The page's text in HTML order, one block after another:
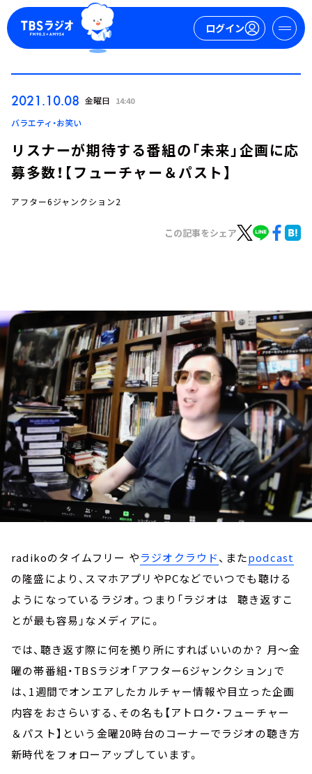
ログイン
ログイン
お知らせ
イベント・グッズ
YouTube
会社情報
2021.10.08 金曜日 14:40
バラエティ・お笑い
リスナーが期待する番組の「未来」企画に応
募多数！【フューチャー＆パスト】
アフター6ジャンクション2
この記事をシェア
radikoのタイムフリー やラジオクラウド、またpodcast
の隆盛により、スマホアプリやPCなどでいつでも聴ける
ようになっているラジオ。つまり「ラジオは 聴き返すこ
とが最も容易」なメディアに。
では、聴き返す際に何を拠り所にすればいいのか？ 月～金
曜の帯番組・TBSラジオ「アフター6ジャンクション」で
は、1週間でオンエアしたカルチャー情報や目立った企画
内容をおさらいする、その名も【アトロク・フューチャー
＆パスト】という金曜20時台のコーナーでラジオの聴き方
新時代をフォローアップしています。